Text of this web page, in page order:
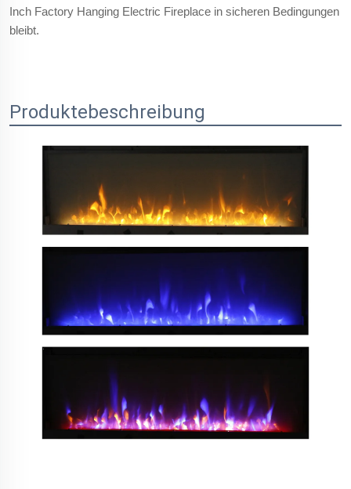
Inch Factory Hanging Electric Fireplace in sicheren Bedingungen
bleibt.
Produktebeschreibung